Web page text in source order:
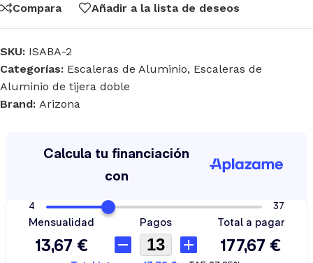
Compara Añadir a la lista de deseos
SKU: ISABA-2
Categorías: Escaleras de Aluminio, Escaleras de
Aluminio de tijera doble
Brand: Arizona